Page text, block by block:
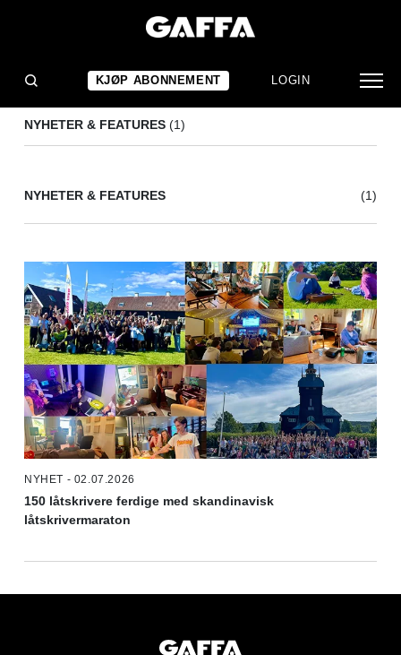
KJØP ABONNEMENT LOGIN
NYHETER & FEATURES (1)
NYHETER & FEATURES (1)
NYHET - 02.07.2026
150 låtskrivere ferdige med skandinavisk
låtskrivermaraton